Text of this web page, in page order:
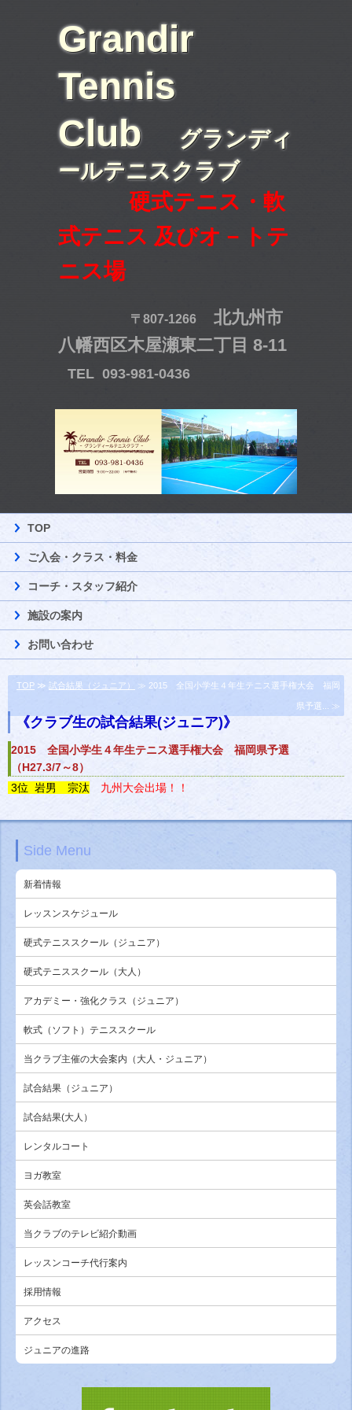
Grandir
Tennis
Club
グランディ
ールテニスクラブ
硬式テニス・軟
式テニス 及びオ－トテ
ニス場
〒807-1266
北九州市
八幡西区木屋瀬東二丁目 8-11
TEL 093-981-0436
TOP
ご入会・クラス・料金
コーチ・スタッフ紹介
施設の案内
お問い合わせ
TOP ≫ 試合結果（ジュニア） ≫ 2015 全国小学生４年生テニス選手権大会 福岡
県予選... ≫
《クラブ生の試合結果(ジュニア)》
2015 全国小学生４年生テニス選手権大会 福岡県予選
（H27.3/7～8）
3位 岩男 宗汰
九州大会出場！！
Side Menu
新着情報
レッスンスケジュール
硬式テニススクール（ジュニア）
硬式テニススクール（大人）
アカデミー・強化クラス（ジュニア）
軟式（ソフト）テニススクール
当クラブ主催の大会案内（大人・ジュニア）
試合結果（ジュニア）
試合結果(大人）
レンタルコート
ヨガ教室
英会話教室
当クラブのテレビ紹介動画
レッスンコーチ代行案内
採用情報
アクセス
ジュニアの進路